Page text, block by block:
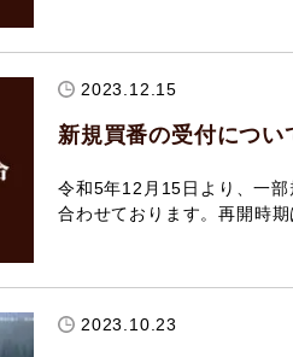
2023.12.15
新規買番の受付につい
令和5年12月15日より、一
合わせております。再開時
2023.10.23